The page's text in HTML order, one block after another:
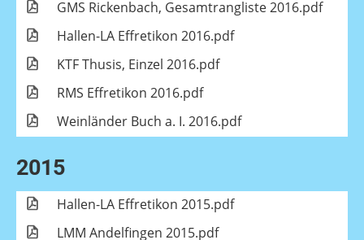
GMS Rickenbach, Gesamtrangliste 2016.pdf
Hallen-LA Effretikon 2016.pdf
KTF Thusis, Einzel 2016.pdf
RMS Effretikon 2016.pdf
Weinländer Buch a. I. 2016.pdf
2015
Hallen-LA Effretikon 2015.pdf
LMM Andelfingen 2015.pdf